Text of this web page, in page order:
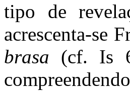
tipo de
acrescenta-se
brasa (cf. Is